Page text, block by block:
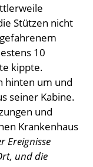
Stützen nicht
10
kippte.
hinten um und
seiner Kabine.
und
Krankenhaus
Ereignisse
und die